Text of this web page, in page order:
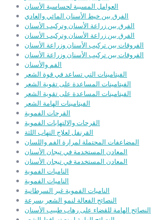
العوامل المسببة لحساسية الأسنان
الفرق بين خيط الأسنان المائي والعادي
الفرق بين زراعة الأسنان وتركيب الأسنان
الفرق بين زراعة الأسنان وتركيب الأسنان
الفروقات بين تركيب الأسنان وزراعة الأسنان
الفروقات بين تركيب الأسنان وزراعة الأسنان
الفم والأسنان
الفيتامينات التي تساعد في قوة الشعر
الفيتامينات المساعدة على تقوية الشعر
الفيتامينات المساعدة على تقوية الشعر
الفيتامينات الهامة الشعر
القرحات الفموية
القرحات والالتهابات الفموية
القرنفل لعلاج التهاب اللثة
المضاعفات المحتملة لمرارة الفم واللسان
المعادن المستخدمة في تيجان الأسنان
المعادن المستخدمة في تيجان الأسنان
الناميات الفموية
الناميات الفموية
الناميات الفموية غير السرطانية
النصائح الفعالة لنمو الشعر بسرعة
النصائح الهامة للقضاء على رهاب طبيب الأسنان